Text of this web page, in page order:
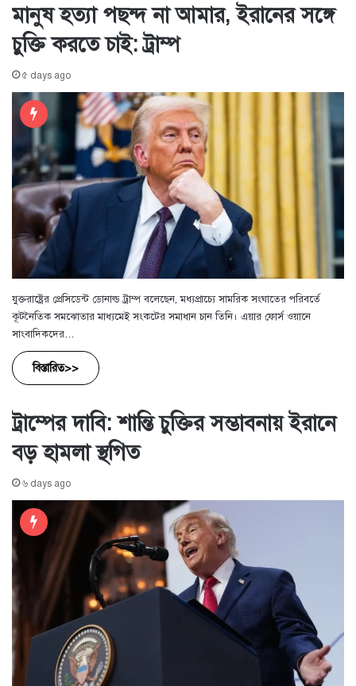
মানুষ হত্যা পছন্দ না আমার, ইরানের সঙ্গে
চুক্তি করতে চাই: ট্রাম্প
৫ days ago
যুক্তরাষ্ট্রের প্রেসিডেন্ট ডোনাল্ড ট্রাম্প বলেছেন, মধ্যপ্রাচ্যে সামরিক সংঘাতের পরিবর্তে
কূটনৈতিক সমঝোতার মাধ্যমেই সংকটের সমাধান চান তিনি। এয়ার ফোর্স ওয়ানে
সাংবাদিকদের…
বিস্তারিত>>
ট্রাম্পের দাবি: শান্তি চুক্তির সম্ভাবনায় ইরানে
বড় হামলা স্থগিত
৬ days ago